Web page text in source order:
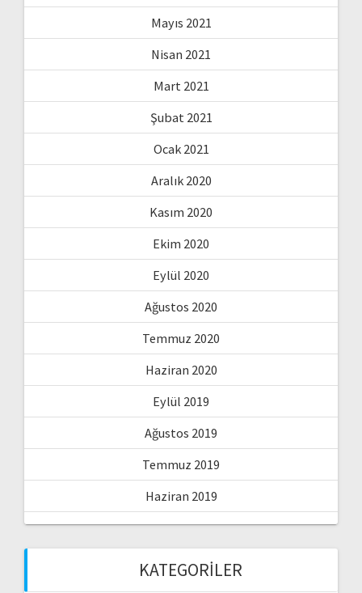
Mayıs 2021
Nisan 2021
Mart 2021
Şubat 2021
Ocak 2021
Aralık 2020
Kasım 2020
Ekim 2020
Eylül 2020
Ağustos 2020
Temmuz 2020
Haziran 2020
Eylül 2019
Ağustos 2019
Temmuz 2019
Haziran 2019
KATEGORILER